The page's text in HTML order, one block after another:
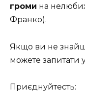
громи на нелюбих
Франко).
Якщо ви не
можете запитати
Приєднуйтесть: